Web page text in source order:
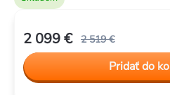
2 519 €
2 099 €
Jednotková
cena:
Pridať do